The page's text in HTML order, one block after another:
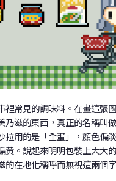
裡常見的調味料。在畫這張
乃滋的東西，真正的名稱叫
拉用的是「全蛋」，顏色偏
黃。說起來明明包裝上大大
的在地化稱呼而無視這兩個